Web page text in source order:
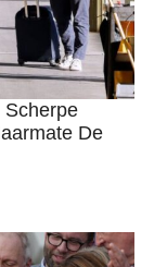
Scherpe
De